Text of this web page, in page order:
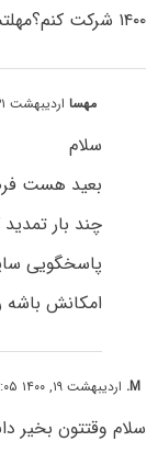
۱۴۰۰ شرکت کنم؟مهلتش تموم شده
مهسااردیبهشت ۳۱, ۱۴۰۰ at ۹:۰۷ ب٫ظ
سلام
بعید هست
چند بار
پاسخگویی
امکانش باشه
M. اردیبهشت ۱۹, ۱۴۰۰ at ۳:۰۵ ب٫ظ
سلام وقتتون بخیر